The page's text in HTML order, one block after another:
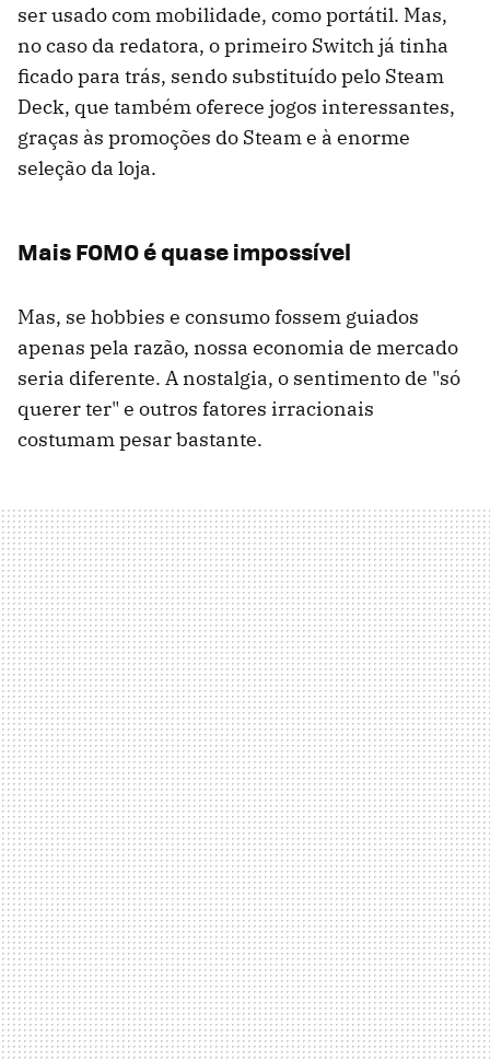
ser usado com mobilidade, como portátil. Mas,
no caso da redatora, o primeiro Switch já tinha
ficado para trás, sendo substituído pelo Steam
Deck, que também oferece jogos interessantes,
graças às promoções do Steam e à enorme
seleção da loja.
Mais FOMO é quase impossível
Mas, se hobbies e consumo fossem guiados
apenas pela razão, nossa economia de mercado
seria diferente. A nostalgia, o sentimento de "só
querer ter" e outros fatores irracionais
costumam pesar bastante.